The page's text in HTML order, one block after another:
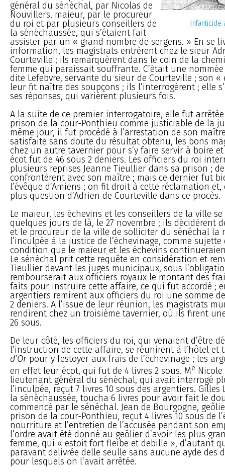
Infanticide
général du sénéchal, par Nicolas de
Nouvillers, maieur, par le procureur
du roi et par plusieurs conseillers de
la sénéchaussée, qui s’étaient fait
assister par un « grand nombre de sergens. » En se
information, les magistrats entrèrent chez le sieur
Courteville ; ils remarquèrent dans le coin de la
femme qui paraissait souffrante. C’était une
dite Lefebvre, servante du sieur de Courteville ; son
leur fit naître des soupçons ; ils l’interrogèrent ; elle
ses réponses, qui varièrent plusieurs fois.
A la suite de ce premier interrogatoire, elle fut
prison de la cour-Ponthieu comme justiciable de la
même jour, il fut procédé à l’arrestation de son
satisfaite sans doute du résultat obtenu, les bons
chez un autre tavernier pour s’y faire servir à boire
écot fut de 46 sous 2 deniers. Les officiers du roi
plusieurs reprises Jeanne Tieullier dans sa prison ;
confrontèrent avec son maître ; mais ce dernier fut
l’évêque d’Amiens ; on fit droit à cette réclamation et,
plus question d’Adrien de Courteville dans ce procès.
Le maïeur, les échevins et les conseillers de la ville
quelques jours de là, le 27 novembre ; ils décidèrent
et le procureur de la ville de solliciter du sénéchal la
l’inculpée à la justice de l’échevinage, comme
condition que le maïeur et les échevins
Le sénéchal prit cette requête en considération et
Tieullier devant les juges municipaux, sous
rembourserait aux officiers royaux le montant des
faits pour instruire cette affaire, ce qui fut accordé ;
argentiers remirent aux officiers du roi une somme de
2 deniers. A l’issue de leur réunion, les magistrats
rendirent chez un troisième tavernier, où ils firent
26 sous.
De leur côté, les officiers du roi, qui venaient d’être
l’instruction de cette affaire, se réunirent à l’hôtel et
d’Or pour y festoyer aux frais de l’échevinage ; les
en effet leur écot, qui fut de 4 livres 2 sous. Me
lieutenant général du sénéchal, qui avait interrogé
l’inculpée, reçut 7 livres 10 sous des argentiers. Gilles
la sénéchaussée, toucha 6 livres pour avoir fait le
commencé par le sénéchal. Jean de Bourgogne,
prison de la cour-Ponthieu, reçut 4 livres 10 sous de
nourriture et l’entretien de l’accusée pendant son
l’ordre avait été donné au geôlier d’avoir les plus
femme, qui « estoit fort fleibe et debille », d’autant
paravant delivrée delle seulle sans aucune ayde des
pour lesquels on l’avait arrêtée.